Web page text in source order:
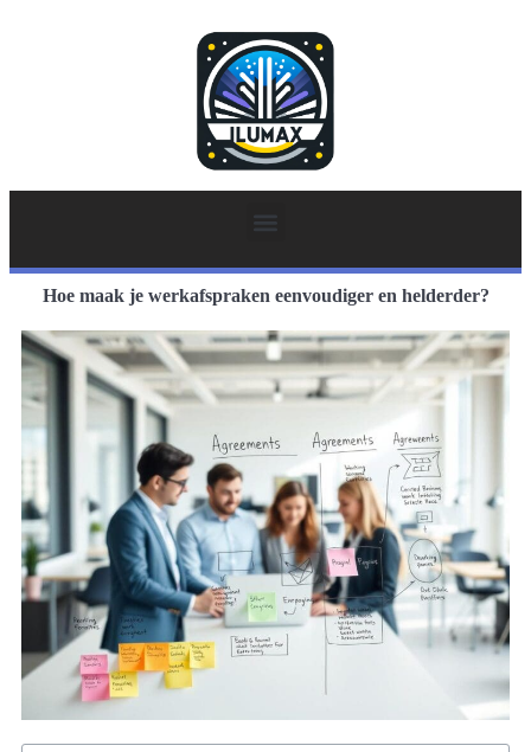
Hoe maak je werkafspraken eenvoudiger en helderder?